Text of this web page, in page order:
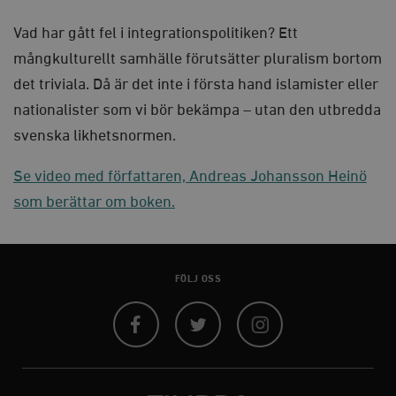
Vad har gått fel i integrationspolitiken? Ett
mångkulturellt samhälle förutsätter pluralism bortom
det triviala. Då är det inte i första hand islamister eller
nationalister som vi bör bekämpa – utan den utbredda
svenska likhetsnormen.
Se video med författaren, Andreas Johansson Heinö
som berättar om boken.
FÖLJ OSS
Strikt nödvändiga kakor tillåter
och kontohantering. Webbplatsen kan inte användas
ordentligt utan strikt nödvändiga cookies.
Namn
Leverantör
/ Domän
woocommerce_cart_hash
timbro.se
.timbro.se